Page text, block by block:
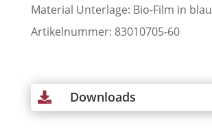
Material Unterlage: Bio-Film in blau
Artikelnummer: 83010705-60
 Downloads